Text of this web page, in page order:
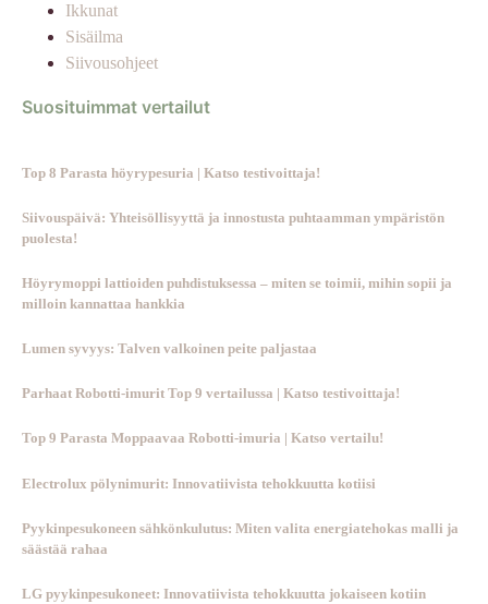
Ikkunat
Sisäilma
Siivousohjeet
Suosituimmat vertailut
Top 8 Parasta höyrypesuria | Katso testivoittaja!
Siivouspäivä: Yhteisöllisyyttä ja innostusta puhtaamman ympäristön
puolesta!
Höyrymoppi lattioiden puhdistuksessa – miten se toimii, mihin sopii ja
milloin kannattaa hankkia
Lumen syvyys: Talven valkoinen peite paljastaa
Parhaat Robotti-imurit Top 9 vertailussa | Katso testivoittaja!
Top 9 Parasta Moppaavaa Robotti-imuria | Katso vertailu!
Electrolux pölynimurit: Innovatiivista tehokkuutta kotiisi
Pyykinpesukoneen sähkönkulutus: Miten valita energiatehokas malli ja
säästää rahaa
LG pyykinpesukoneet: Innovatiivista tehokkuutta jokaiseen kotiin